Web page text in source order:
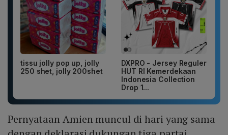
tissu jolly pop up, jolly
250 shet, jolly 200shet
DXPRO - Jersey Reguler
HUT RI Kemerdekaan
Indonesia Collection
Drop 1...
Pernyataan Amien muncul di hari yang sama